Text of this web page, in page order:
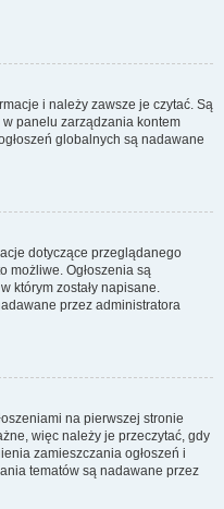
i należy zawsze je czytać. Są
panelu zarządzania kontem
globalnych są nadawane
dotyczące przeglądanego
możliwe. Ogłoszenia są
którym zostały napisane.
przez administratora
na pierwszej stronie
więc należy je przeczytać, gdy
zamieszczania ogłoszeń i
tematów są nadawane przez